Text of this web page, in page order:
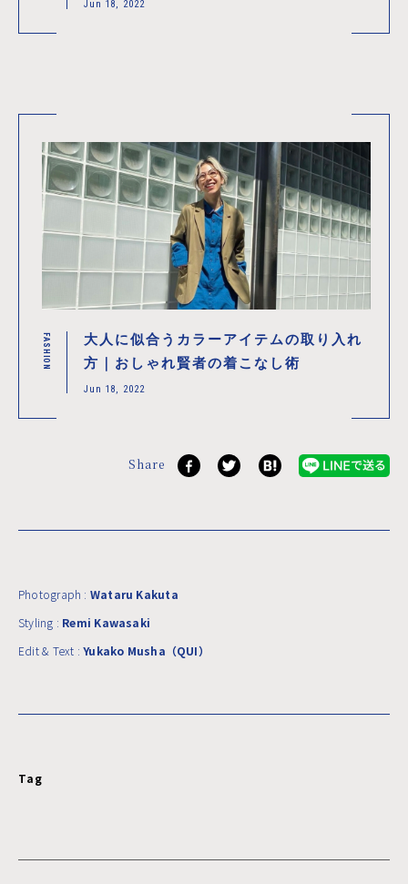
Jun 18, 2022
FASHION
大人に似合うカラーアイテムの取り入れ
方｜おしゃれ賢者の着こなし術
Jun 18, 2022
Share
Photograph : Wataru Kakuta
Styling : Remi Kawasaki
Edit & Text :Yukako Musha（QUI）
Tag